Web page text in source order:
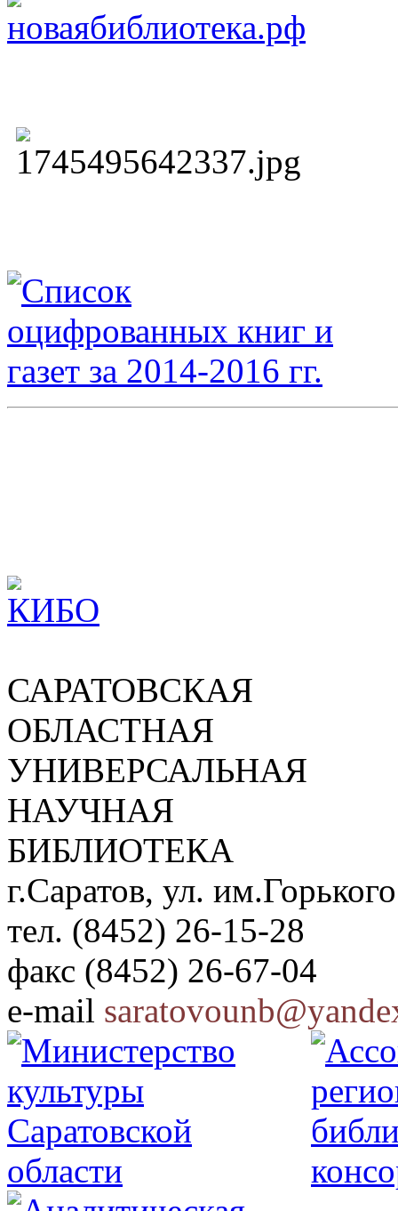
САРАТОВСКАЯ
ОБЛАСТНАЯ
УНИВЕРСАЛЬНАЯ
НАУЧНАЯ
БИБЛИОТЕКА
г.Саратов, ул.
тел. (8452) 26-15-28
факс (8452) 26-67-04
e-mail